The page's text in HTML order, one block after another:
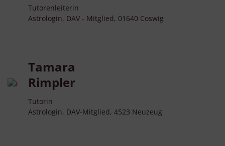
Tutorenleiterin
Astrologin, DAV - Mitglied, 01640 Coswig
Tamara
Rimpler
Tutorin
Astrologin, DAV-Mitglied, 4523 Neuzeug